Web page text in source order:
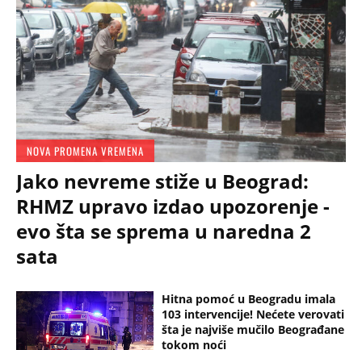
Hitna pomoć u Beogradu imala
103 intervencije! Nećete verovati
šta je najviše mučilo Beograđane
tokom noći
NOVA PROMENA VREMENA
Jako nevreme stiže u Beograd:
RHMZ upravo izdao upozorenje -
evo šta se sprema u naredna 2
sata